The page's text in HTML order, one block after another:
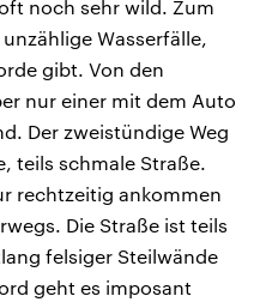
noch sehr wild. Zum
Wasserfälle,
gibt. Von den
nur einer mit dem Auto
Der zweistündige Weg
teils schmale Straße.
rechtzeitig ankommen
Die Straße ist teils
felsiger Steilwände
geht es imposant